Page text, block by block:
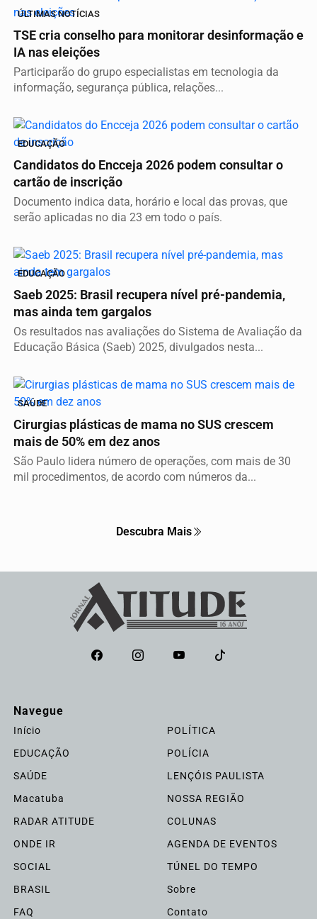
ÚLTIMAS NOTÍCIAS
TSE cria conselho para monitorar desinformação e
IA nas eleições
Participarão do grupo especialistas em tecnologia da
informação, segurança pública, relações...
EDUCAÇÃO
Candidatos do Encceja 2026 podem consultar o
cartão de inscrição
Documento indica data, horário e local das provas, que
serão aplicadas no dia 23 em todo o país.
EDUCAÇÃO
Saeb 2025: Brasil recupera nível pré-pandemia,
mas ainda tem gargalos
Os resultados nas avaliações do Sistema de Avaliação da
Educação Básica (Saeb) 2025, divulgados nesta...
SAÚDE
Cirurgias plásticas de mama no SUS crescem
mais de 50% em dez anos
São Paulo lidera número de operações, com mais de 30
mil procedimentos, de acordo com números da...
Descubra Mais
Navegue
Início
POLÍTICA
EDUCAÇÃO
POLÍCIA
SAÚDE
LENÇÓIS PAULISTA
Macatuba
NOSSA REGIÃO
RADAR ATITUDE
COLUNAS
ONDE IR
AGENDA DE EVENTOS
SOCIAL
TÚNEL DO TEMPO
BRASIL
Sobre
FAQ
Contato